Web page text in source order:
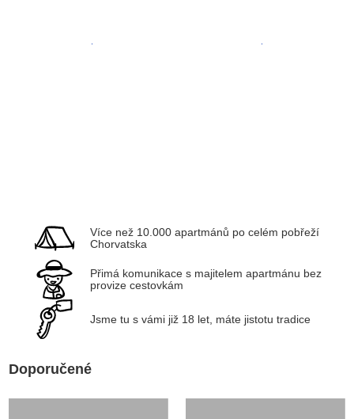
Více než 10.000 apartmánů po celém pobřeží
Chorvatska
Přimá komunikace s majitelem apartmánu bez
provize cestovkám
Jsme tu s vámi již 18 let, máte jistotu tradice
Doporučené